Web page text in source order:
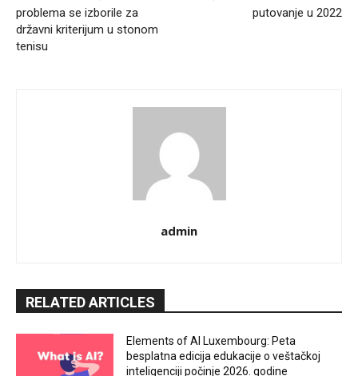
problema se izborile za
državni kriterijum u stonom
tenisu
putovanje u 2022
admin
RELATED ARTICLES
Elements of AI Luxembourg: Peta
besplatna edicija edukacije o veštačkoj
inteligenciji počinje 2026. godine